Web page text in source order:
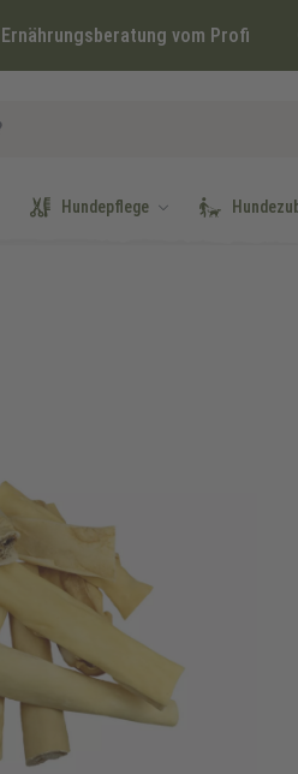
Ernährungsberatung vom Profi
Hundepflege